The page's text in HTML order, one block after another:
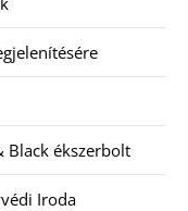
Black ékszerbolt
Iroda